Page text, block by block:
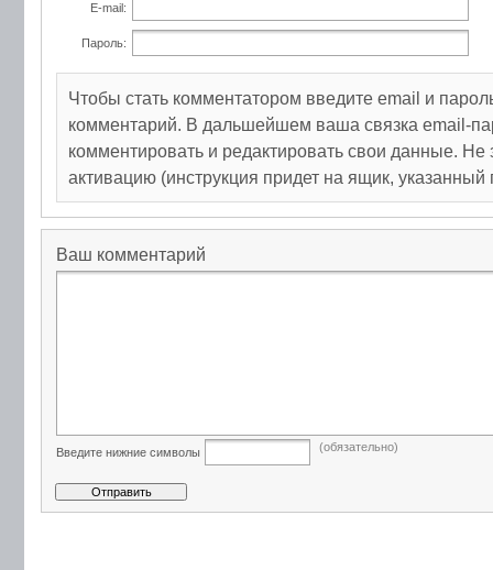
E-mail:
Пароль:
Чтобы стать комментатором введите email и
комментарий. В дальшейшем ваша связка email-
комментировать и редактировать свои данные. Не
активацию (инструкция придет на ящик, указанный
Ваш комментарий
Введите нижние символы (обязательно)